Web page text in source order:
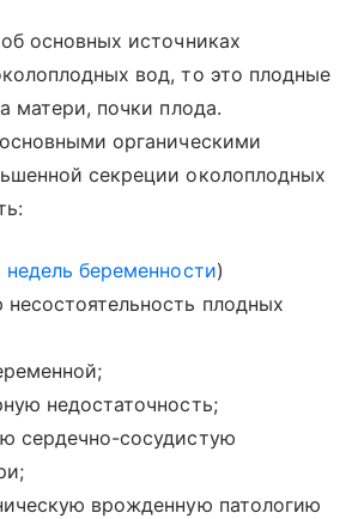
основных источниках
вод, то это плодные
матери, почки плода.
органическими
секреции околоплодных
недель беременности)
плодных
недостаточность;
сердечно-сосудистую
врожденную патологию